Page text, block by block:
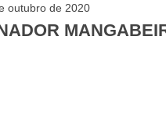
outubro de 2020